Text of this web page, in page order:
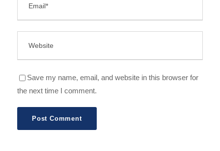
Save my name, email, and website in this browser for
the next time I comment.